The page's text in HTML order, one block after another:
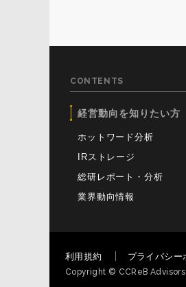
CONTENTS
経営動向を知りたい方
ホットワード分析
IRストレージ
総研レポート・分析
業界動向情報
利用規約 プライバシー
Copyright © CCReB